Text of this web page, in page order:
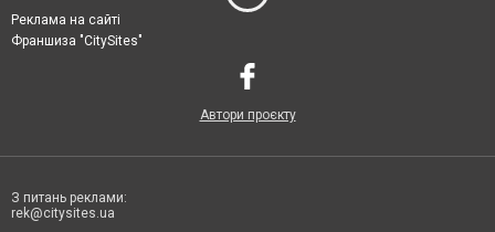
Реклама на сайті
Франшиза "CitySites"
Автори проєкту
З питань реклами:
rek@citysites.ua